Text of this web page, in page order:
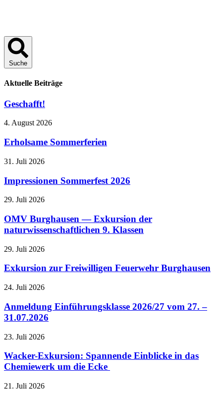
Suche
Aktuelle Beiträge
Geschafft!
4. August 2026
Erholsame Sommerferien
31. Juli 2026
Impressionen Sommerfest 2026
29. Juli 2026
OMV Burghausen — Exkursion der
naturwissenschaftlichen 9. Klassen
29. Juli 2026
Exkursion zur Freiwilligen Feuerwehr Burghausen
24. Juli 2026
Anmeldung Einführungsklasse 2026/27 vom 27. –
31.07.2026
23. Juli 2026
Wacker-Exkursion: Spannende Einblicke in das
Chemiewerk um die Ecke
21. Juli 2026